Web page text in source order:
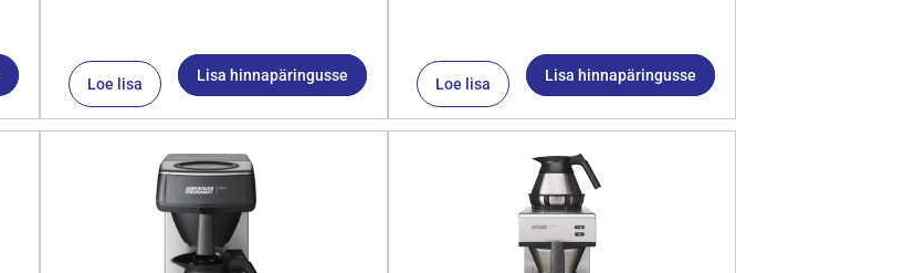
Loe lisa Lisa hinnapäringusse Loe lisa Lisa hinnapäringusse